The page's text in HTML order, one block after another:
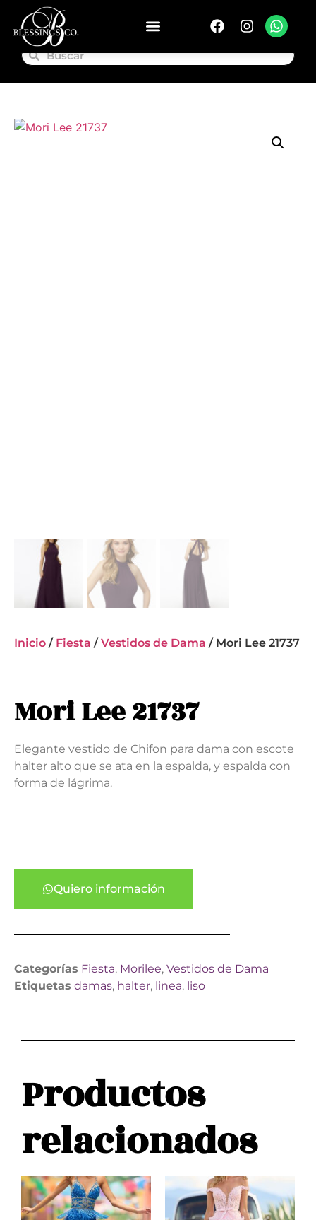
Inicio / Fiesta /Vestidos de Dama / Mori Lee 21737
Mori Lee 21737
Elegante vestido de Chifon para dama con escote
halter alto que se ata en la espalda, y espalda con
forma de lágrima.
Quiero información
Categorías Fiesta, Morilee, Vestidos de Dama
Etiquetas damas, halter, linea, liso
Productos
relacionados